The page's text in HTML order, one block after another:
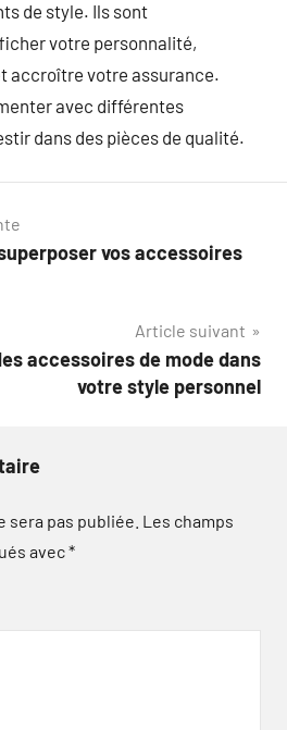
de style. Ils sont
votre personnalité,
accroître votre assurance.
avec différentes
dans des pièces de qualité.
vos accessoires
Article suivant
accessoires de mode dans
votre style personnel
sera pas publiée. Les champs
avec*